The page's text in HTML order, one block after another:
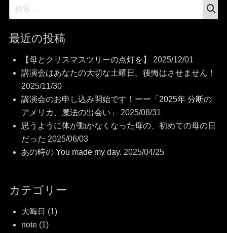
検
索:
最近の投稿
【母とクリスマスツリーの点灯を】
2025/12/01
講演会はあなたの大切な土曜日。後悔はさせません！
2025/11/30
講演会のお申し込み開始です！ーー「2025年 分断の
アメリカ、魔法の出会い」
2025/08/31
思うように体が動かなくなった母の、初めての母の日
だった 2025/06/03
あの時の You made my day. 2025/04/25
カテゴリー
大晦日 (1)
note(1)